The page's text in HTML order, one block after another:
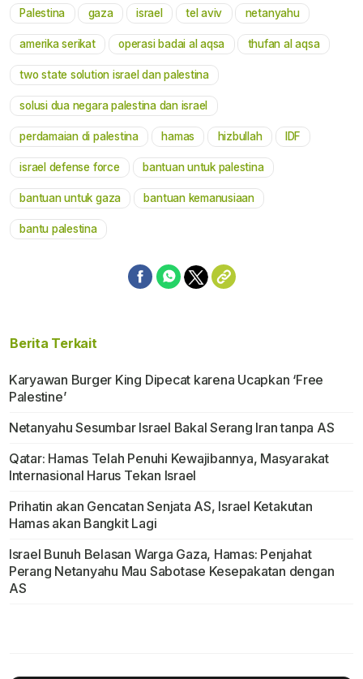
Mute
Palestina gaza israel tel aviv netanyahu
amerika serikat operasi badai al aqsa thufan al aqsa
two state solution israel dan palestina
solusi dua negara palestina dan israel
perdamaian di palestina hamas hizbullah IDF
israel defense force bantuan untuk palestina
bantuan untuk gaza bantuan kemanusiaan
bantu palestina
Berita Terkait
Karyawan Burger King Dipecat karena Ucapkan ‘Free
Palestine’
Netanyahu Sesumbar Israel Bakal Serang Iran tanpa AS
Qatar: Hamas Telah Penuhi Kewajibannya, Masyarakat
Internasional Harus Tekan Israel
Prihatin akan Gencatan Senjata AS, Israel Ketakutan
Hamas akan Bangkit Lagi
Israel Bunuh Belasan Warga Gaza, Hamas: Penjahat
Perang Netanyahu Mau Sabotase Kesepakatan dengan
AS